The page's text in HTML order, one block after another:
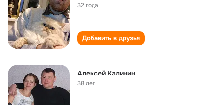
32 года
Добавить в друзья
Алексей Калинин
38 лет